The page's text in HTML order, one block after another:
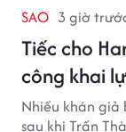
SAO 3 giờ
Tiếc cho
công khai
Nhiều khán giả
sau khi Trấn